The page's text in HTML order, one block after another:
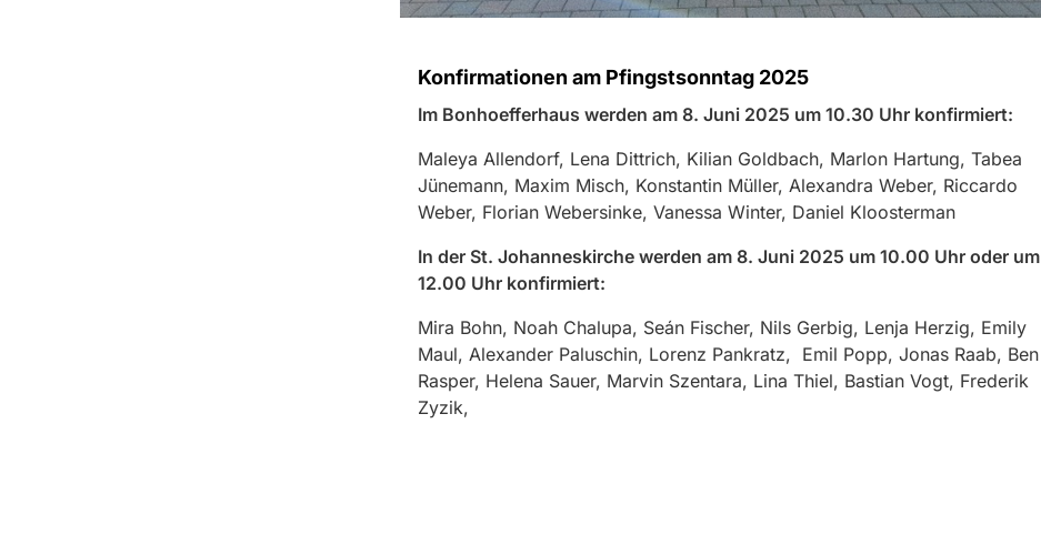
Konfirmationen am Pfingstsonntag 2025
Im Bonhoefferhaus werden am 8. Juni 2025 um 10.30 Uhr konfirmiert:
Maleya Allendorf, Lena Dittrich, Kilian Goldbach, Marlon Hartung, Tabea
Jünemann, Maxim Misch, Konstantin Müller, Alexandra Weber, Riccardo
Weber, Florian Webersinke, Vanessa Winter, Daniel Kloosterman
In der St. Johanneskirche werden am 8. Juni 2025 um 10.00 Uhr oder um
12.00 Uhr konfirmiert:
Mira Bohn, Noah Chalupa, Seán Fischer, Nils Gerbig, Lenja Herzig, Emily
Maul, Alexander Paluschin, Lorenz Pankratz, Emil Popp, Jonas Raab, Ben
Rasper, Helena Sauer, Marvin Szentara, Lina Thiel, Bastian Vogt, Frederik
Zyzik,